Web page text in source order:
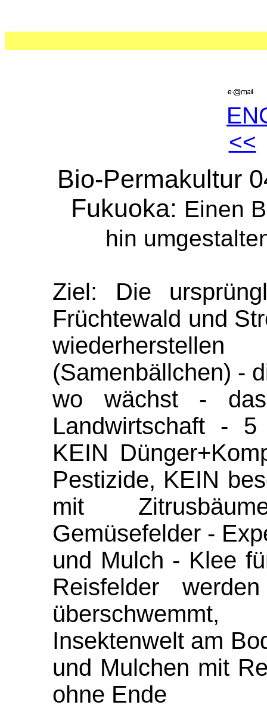
<<
Bio-Permakultur
Fukuoka: Einen
hin
Ziel: Die
Früchtewald und
(Samenbällchen) -
wo wächst -
Landwirtschaft -
KEIN
Pestizide, KEIN
mit
Gemüsefelder -
und Mulch - Klee
Reisfelder
Insektenwelt am
und Mulchen mit
ohne Ende